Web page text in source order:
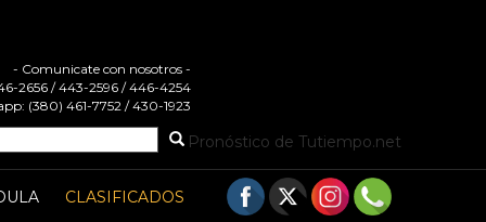
- Comunicate con nosotros -
2656 / 443-2596 / 446-4254
(380) 461-7752 / 430-1923
Pronóstico de Tutiempo.net
CLASIFICADOS